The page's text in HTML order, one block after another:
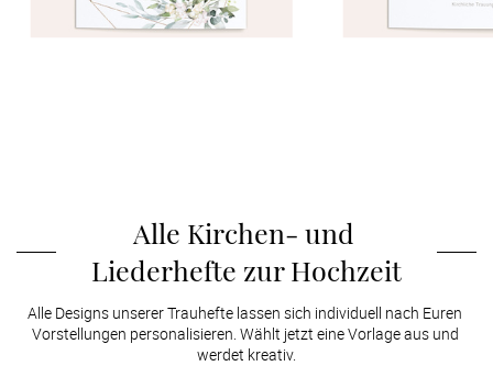
Alle Kirchen- und
Liederhefte zur Hochzeit
Alle Designs unserer Trauhefte lassen sich individuell nach Euren
Vorstellungen personalisieren. Wählt jetzt eine Vorlage aus und
werdet kreativ.